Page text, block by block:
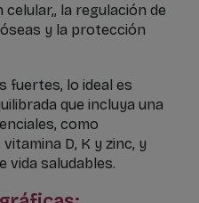
la regulación de
y la protección
fuertes, lo ideal es
que incluya una
como
D, K y zinc, y
vida saludables.